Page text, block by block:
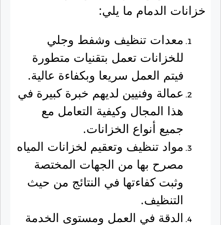
خزانات الدمام ما يلي:
معدات تنظيف وشفط وجلي
للخزانات تعمل بتقنيات متطورة
فيتم العمل سريعا وبكفاءة عالية.
عمالة وفنيين لديهم خبرة كبيرة في
هذا المجال وكيفية التعامل مع
جميع أنواع الخزانات.
مواد تنظيف وتعقيم لخزانات المياه
مصرح بها من الجهات المختصة
وثبت كفاءتها في النتائج من حيث
التنظيف.
الدقة في العمل ومستوى الخدمة